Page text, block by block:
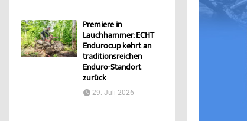
Premiere in
Lauchhammer: ECHT
Endurocup kehrt an
traditionsreichen
Enduro-Standort
zurück
29. Juli 2026